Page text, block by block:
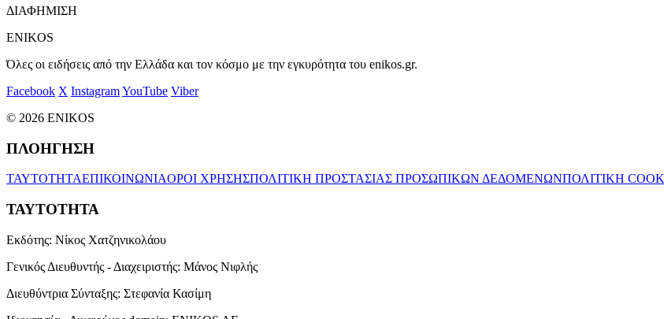
ΔΙΑΦΗΜΙΣΗ
ENIKOS
Όλες οι ειδήσεις από την Ελλάδα και τον κόσμο με την εγκυρότητα του enikos.gr.
Facebook X InstagramYouTube Viber
© 2026 ENIKOS
ΠΛΟΗΓΗΣΗ
ΤΑΥΤΟΤΗΤΑΕΠΙΚΟΙΝΩΝΙΑΟΡΟΙ ΧΡΗΣΗΣΠΟΛΙΤΙΚΗ ΠΡΟΣΤΑΣΙΑΣ ΠΡΟΣΩΠΙΚΩΝ ΔΕΔΟΜΕΝΩΝΠΟΛΙΤΙΚΗ
ΤΑΥΤΟΤΗΤΑ
Εκδότης: Νίκος Χατζηνικολάου
Γενικός Διευθυντής - Διαχειριστής: Μάνος Νιφλής
Διευθύντρια Σύνταξης: Στεφανία Κασίμη